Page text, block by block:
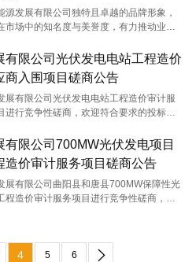
源发展有限公司独特且卓越的品牌形象，
市场中的知名度与美誉度，有力推动业务
的投标商参与该项目。
有限公司光伏发电电站工程造价
商入围项目磋商公告
展有限公司光伏发电电站工程造价审计服
进行竞争性磋商，欢迎符合要求的投标商
有限公司700MW光伏发电项目
造价审计服务项目磋商公告
展有限公司曲阳县和唐县700MW保障性光
程造价审计服务项目进行竞争性磋商，欢
4 5 6